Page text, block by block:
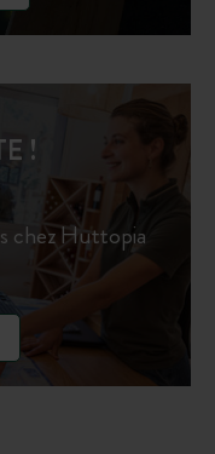
!
chez Huttopia